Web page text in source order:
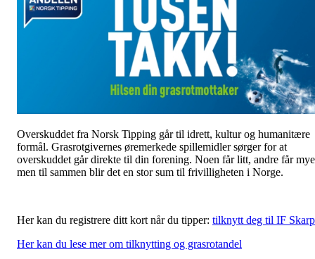
Overskuddet fra Norsk Tipping går til idrett, kultur og humanitære
formål. Grasrotgivernes øremerkede spillemidler sørger for at
overskuddet går direkte til din forening. Noen får litt, andre får
men til sammen blir det en stor sum til frivilligheten i Norge.
Her kan du registrere ditt kort når du tipper: tilknytt deg til IF Skarp
Her kan du lese mer om tilknytting og grasrotandel